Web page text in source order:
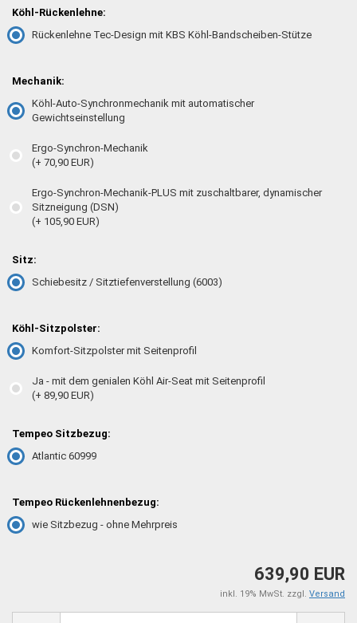
Köhl-Rückenlehne:
Rückenlehne Tec-Design mit KBS Köhl-Bandscheiben-Stütze
Mechanik:
Köhl-Auto-Synchronmechanik mit automatischer
Gewichtseinstellung
Ergo-Synchron-Mechanik
(+ 70,90 EUR)
Ergo-Synchron-Mechanik-PLUS mit zuschaltbarer, dynamischer
Sitzneigung (DSN)
(+ 105,90 EUR)
Sitz:
Schiebesitz / Sitztiefenverstellung (6003)
Köhl-Sitzpolster:
Komfort-Sitzpolster mit Seitenprofil
Ja - mit dem genialen Köhl Air-Seat mit Seitenprofil
(+ 89,90 EUR)
Tempeo Sitzbezug:
Atlantic 60999
Tempeo Rückenlehnenbezug:
wie Sitzbezug - ohne Mehrpreis
639,90 EUR
inkl. 19% MwSt. zzgl. Versand